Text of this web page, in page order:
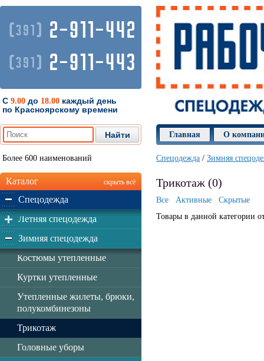
(391) 2-911-442
(391) 2-911-443
С 9.00 до 18.00 каждый день
по Красноярскому времени
Главная О
Более 600 наименований
Каталог скрыть всё
Спецодежда
Летняя спецодежда
Зимняя спецодежда
Костюмы утепленные
Куртки утепленные
Утепленные жилеты, брюки,
полукомбинезоны
Трикотаж
Головные уборы
Спецодежда / Зимняя
Трикотаж (0)
Все Активные
Скрытые
Товары в данной категории